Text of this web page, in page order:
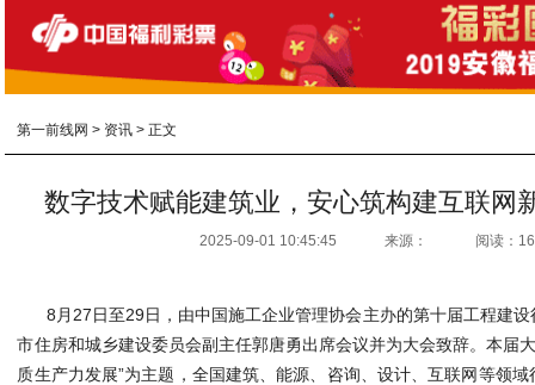
第一前线网 > 资讯 > 正文
数字技术赋能建筑业，安心筑构建互联网
2025-09-01 10:45:45 来源： 阅读：
8月27日至29日，由中国施工企业管理协会主办的第十届工程建设
市住房和城乡建设委员会副主任郭唐勇出席会议并为大会致辞。本届
质生产力发展”为主题，全国建筑、能源、咨询、设计、互联网等领